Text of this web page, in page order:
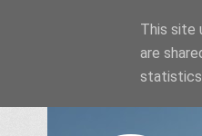
This site
are